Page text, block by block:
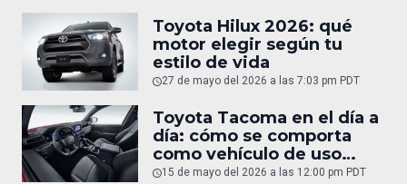
Toyota Hilux 2026: qué
motor elegir según tu
estilo de vida
27 de mayo del 2026 a las 7:03 pm PDT
Toyota Tacoma en el día a
día: cómo se comporta
como vehículo de uso
diario
15 de mayo del 2026 a las 12:00 pm PDT